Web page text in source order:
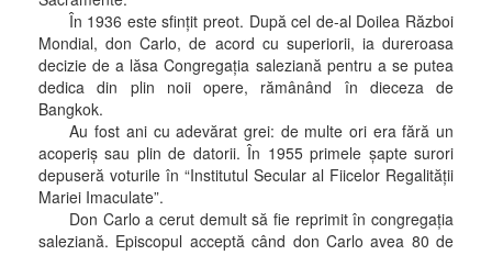
În 1936 este sfinţit preot. După cel de-al Doilea Război
Mondial, don Carlo, de acord cu superiorii, ia dureroasa
decizie de a lăsa Congregaţia saleziană pentru a se putea
dedica din plin noii opere, rămânând în dieceza de
Bangkok.
Au fost ani cu adevărat grei: de multe ori era fără un
acoperiş sau plin de datorii. În 1955 primele şapte surori
depuseră voturile în “Institutul Secular al Fiicelor Regalităţii
Mariei Imaculate”.
Don Carlo a cerut demult să fie reprimit în congregaţia
saleziană. Episcopul acceptă când don Carlo avea 80 de